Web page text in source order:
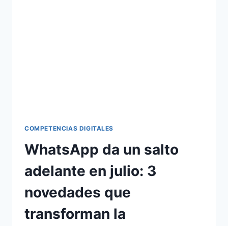
COMPETENCIAS DIGITALES
WhatsApp da un salto
adelante en julio: 3
novedades que
transforman la